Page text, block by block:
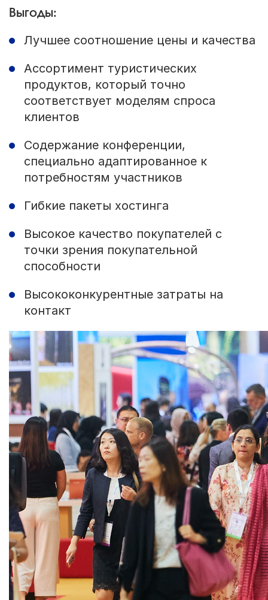
Выгоды:
Лучшее соотношение цены и качества
Ассортимент туристических
продуктов, который точно
соответствует моделям спроса
клиентов
Содержание конференции,
специально адаптированное к
потребностям участников
Гибкие пакеты хостинга
Высокое качество покупателей с
точки зрения покупательной
способности
Высококонкурентные затраты на
контакт